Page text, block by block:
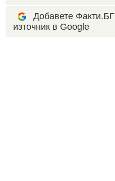
Добавете
източник в Google